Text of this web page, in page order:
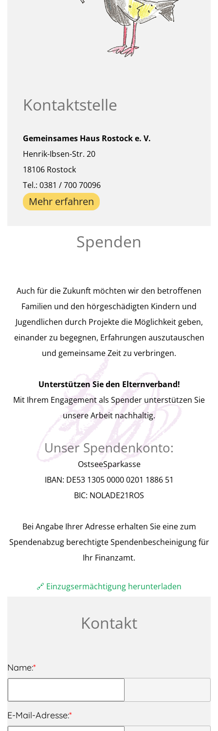
Kontaktstelle
Gemeinsames Haus Rostock e. V.
Henrik-Ibsen-Str. 20
18106 Rostock
Tel.: 0381 / 700 70096
Mehr erfahren
Spenden
Auch für die Zukunft möchten wir den betroffenen
Familien und den hörgeschädigten Kindern und
Jugendlichen durch Projekte die Möglichkeit geben,
einander zu begegnen, Erfahrungen auszutauschen
und gemeinsame Zeit zu verbringen.
Unterstützen Sie den Elternverband!
Mit Ihrem Engagement als Spender unterstützen Sie
unsere Arbeit nachhaltig.
Unser Spendenkonto:
OstseeSparkasse
IBAN: DE53 1305 0000 0201 1886 51
BIC: NOLADE21ROS
Bei Angabe Ihrer Adresse erhalten Sie eine zum
Spendenabzug berechtigte Spendenbescheinigung für
Ihr Finanzamt.
🔗 Einzugsermächtigung herunterladen
Kontakt
Name:*
E-Mail-Adresse:*